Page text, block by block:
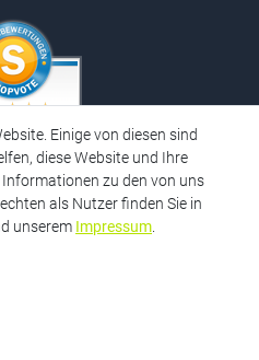
GUT
5 / 5
Bewertungen
ebay.de,
finden Sie hier
Widerrufsrecht räumen wir Ihnen
Einige von diesen sind
diese Website und Ihre
zu den von uns
als Nutzer finden Sie in
unserem Impressum